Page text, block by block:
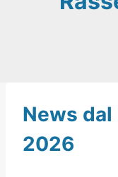
News dal
2026